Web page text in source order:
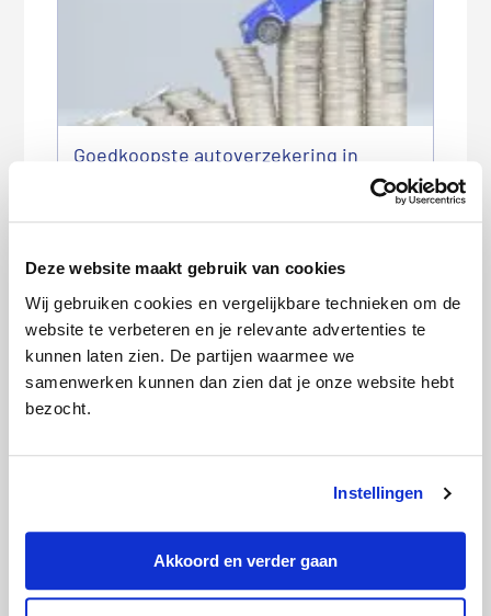
Deze website maakt gebruik van cookies
Wij gebruiken cookies en vergelijkbare technieken om de
website te verbeteren en je relevante advertenties te
kunnen laten zien. De partijen waarmee we
samenwerken kunnen dan zien dat je onze website hebt
bezocht.
Instellingen
Akkoord en verder gaan
Goedkoopste autoverzekering in
augustus 2026